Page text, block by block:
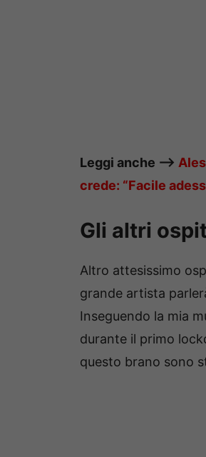
Leggi anche —->
crede: “Facile
Gli altri
Altro attesissimo
grande artista
Inseguendo la mia
durante il primo
questo brano sono